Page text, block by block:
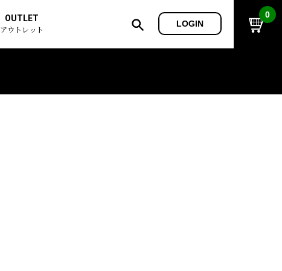
OUTLET
アウトレット
LOGIN
0